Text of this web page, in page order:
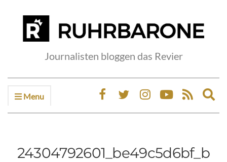
Journalisten bloggen das Revier
Menu
24304792601_be49c5d6bf_b